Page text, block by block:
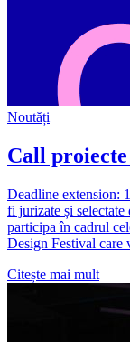
Noutăți
Call
Deadline extension:
fi jurizate și
participa în cadrul
Design Festival care
Citește mai mult